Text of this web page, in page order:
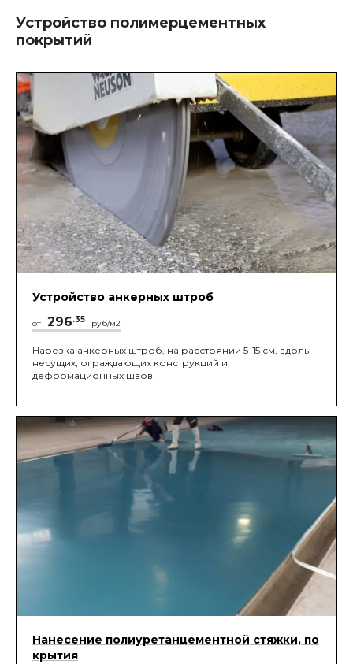
Устройство полимерцементных
покрытий
Устройство анкерных штроб
от 296.35 руб/м2
Нарезка анкерных штроб, на расстоянии 5-15 см, вдоль
несущих, ограждающих конструкций и
деформационных швов.
Нанесение полиуретанцементной стяжки, по
крытия